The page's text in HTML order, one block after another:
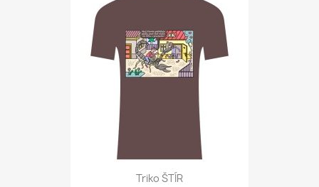
Triko ŠTÍR